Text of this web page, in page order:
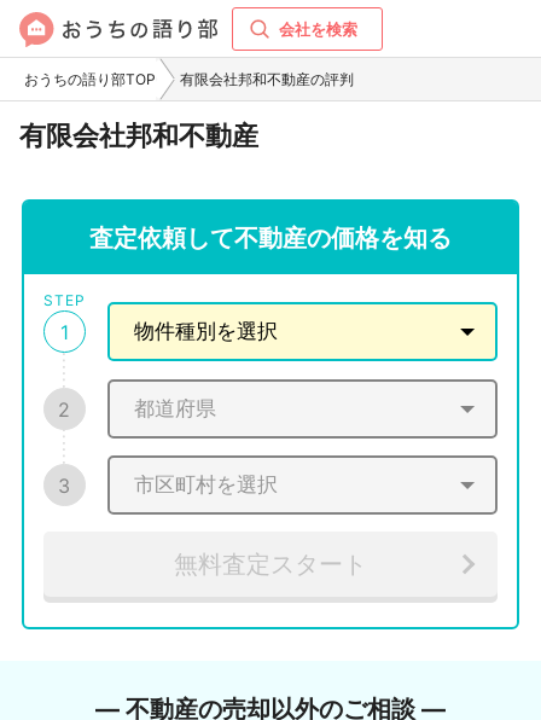
会社を検索
おうちの語り部TOP 有限会社邦和不動産の評判
有限会社邦和不動産
査定依頼して不動産の価格を知る
STEP
1
2
3
無料査定スタート
― 不動産の売却以外のご相談 ―